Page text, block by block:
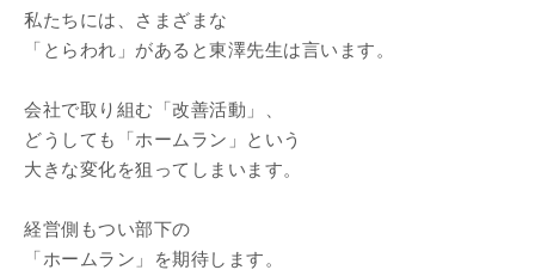
私たちには、さまざまな
「とらわれ」があると東澤先生は言います。
会社で取り組む「改善活動」、
どうしても「ホームラン」という
大きな変化を狙ってしまいます。
経営側もつい部下の
「ホームラン」を期待します。